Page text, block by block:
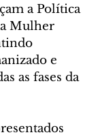
a Política
Mulher
e
as fases da